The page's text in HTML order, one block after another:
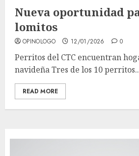
Nueva oportunidad
lomitos
OPINOLOGO 12/01/2026 0
Perritos del CTC encuentran
navideña Tres de los 10
READ MORE